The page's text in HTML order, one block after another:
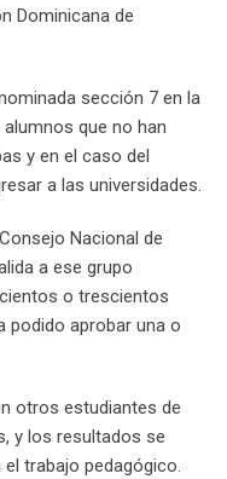
Dominicana de
sección 7 en la
que no han
y en el caso del
a las universidades.
Nacional de
a ese grupo
o trescientos
podido aprobar una o
otros estudiantes de
y los resultados se
trabajo pedagógico.